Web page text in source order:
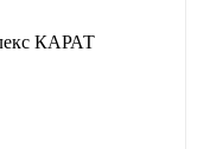
КАРАТ